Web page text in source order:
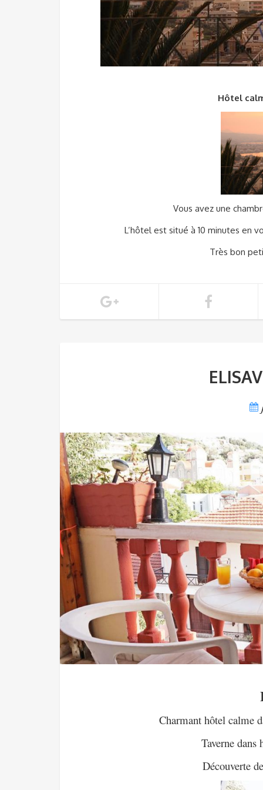
Hôtel
Vous avez une
L’hôtel est situé à 10 minutes en
Très bon
Charmant hôtel calme
Taverne dans
Découverte